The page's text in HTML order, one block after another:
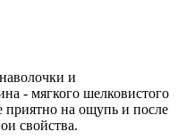
и
- мягкого шелковистого
приятно на ощупь и после
свойства.